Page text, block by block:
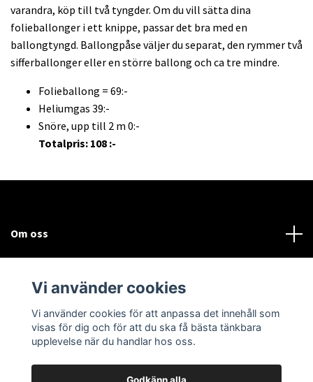
varandra, köp till två tyngder. Om du vill sätta dina
folieballonger i ett knippe, passar det bra med en
ballongtyngd. Ballongpåse väljer du separat, den rymmer två
sifferballonger eller en större ballong och ca tre mindre.
Folieballong = 69:-
Heliumgas 39:-
Snöre, upp till 2 m 0:-
Totalpris: 108 :-
Om oss
Sociala medier
Vi använder cookies
Vi använder cookies för att anpassa det innehåll som
visas för dig och för att du ska få bästa tänkbara
upplevelse när du handlar hos oss.
Godkänn alla